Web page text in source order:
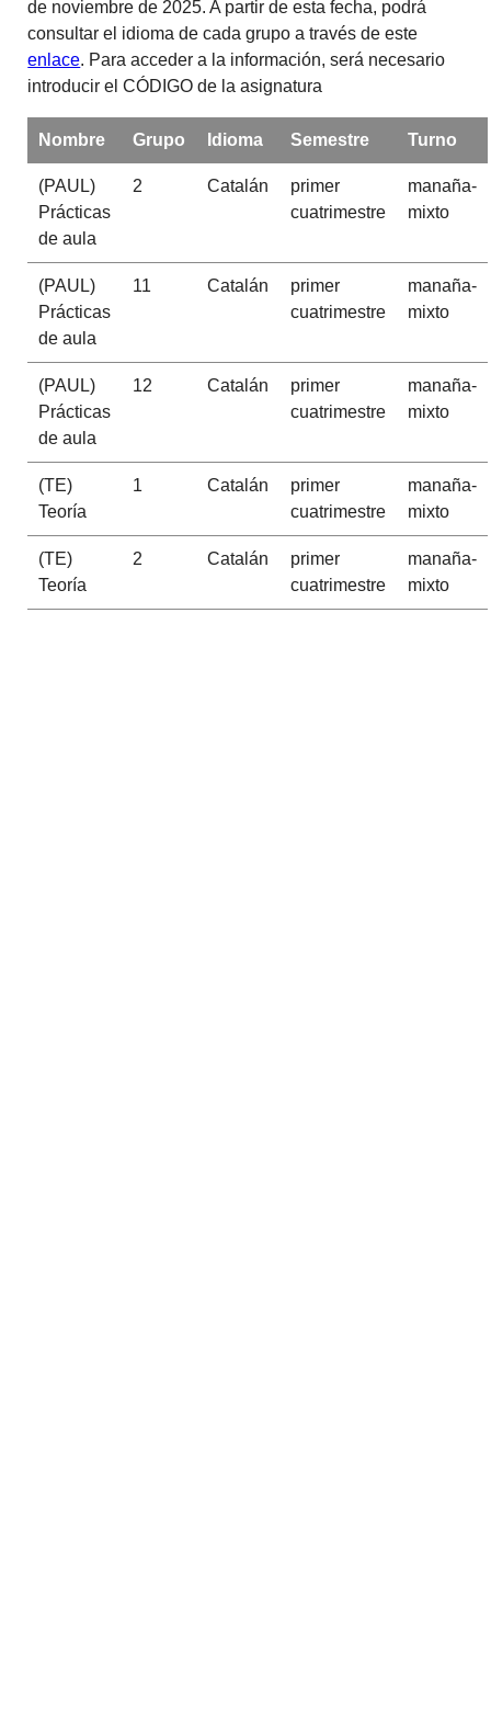
de noviembre de 2025. A partir de esta fecha, podrá
consultar el idioma de cada grupo a través de este
enlace. Para acceder a la información, será necesario
introducir el CÓDIGO de la asignatura
Nombre Grupo Idioma Semestre Turno
(PAUL)
Prácticas
de aula
2 Catalán
primer
cuatrimestre
manaña-
mixto
(PAUL)
Prácticas
de aula
11 Catalán
primer
cuatrimestre
manaña-
mixto
(PAUL)
Prácticas
de aula
12 Catalán
primer
cuatrimestre
manaña-
mixto
(TE)
Teoría
1 Catalán
primer
cuatrimestre
manaña-
mixto
(TE)
Teoría
2 Catalán
primer
cuatrimestre
manaña-
mixto